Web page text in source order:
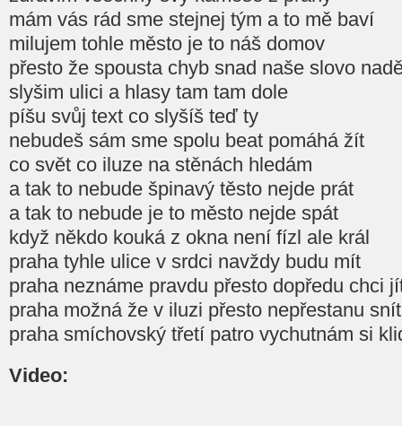
mám vás rád sme stejnej tým a to mě baví
milujem tohle město je to náš domov
přesto že spousta chyb snad naše slovo
slyšim ulici a hlasy tam tam dole
píšu svůj text co slyšíš teď ty
nebudeš sám sme spolu beat pomáhá žít
co svět co iluze na stěnách hledám
a tak to nebude špinavý těsto nejde prát
a tak to nebude je to město nejde spát
když někdo kouká z okna není fízl ale král
praha tyhle ulice v srdci navždy budu mít
praha neznáme pravdu přesto dopředu chci
praha možná že v iluzi přesto nepřestanu snít
praha smíchovský třetí patro vychutnám si
Video: